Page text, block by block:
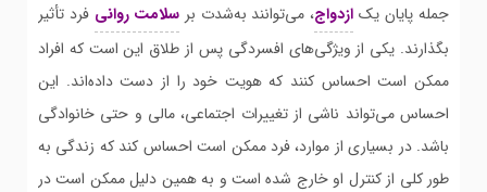
جمله پایان یک ازدواج، می‌توانند به‌شدت برسلامت روانی فرد تأثیر
بگذارند. یکی از ویژگی‌های افسردگی پس از طلاق این است که افراد
ممکن است احساس کنند که هویت خود را از دست داده‌اند. این
احساس می‌تواند ناشی از تغییرات اجتماعی، مالی و حتی خانوادگی
باشد. در بسیاری از موارد، فرد ممکن است احساس کند که زندگی به
طور کلی از کنترل او خارج شده است و به همین دلیل ممکن است در